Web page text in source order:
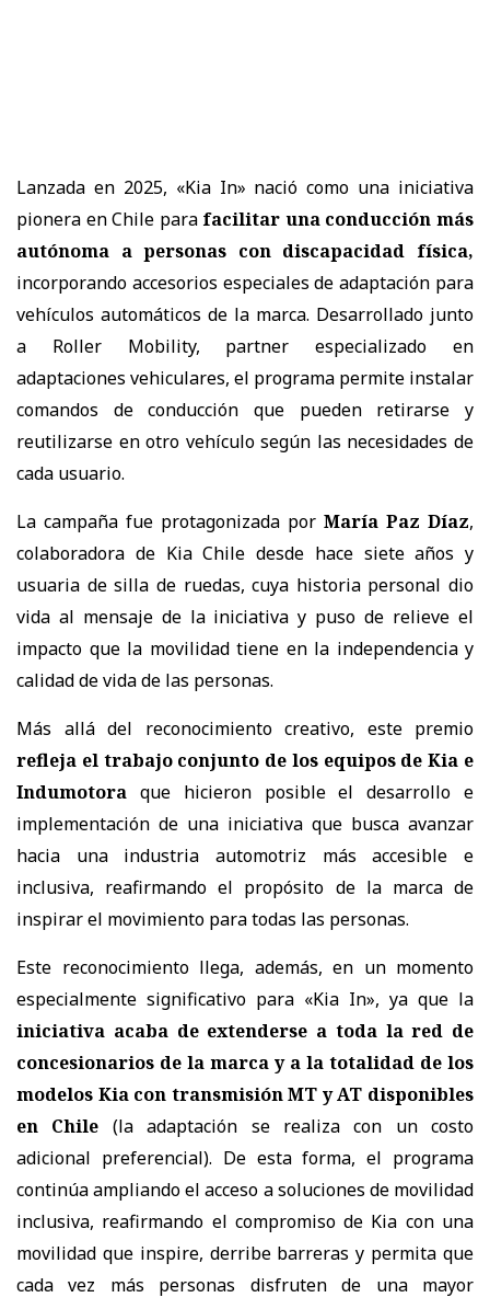
Lanzada en 2025, «Kia In» naciócomo una iniciativa
pionera en Chile para facilitar una conducción más
autónoma a personas con discapacidad física,
incorporando accesorios especiales de adaptación para
vehículos automáticos de la marca. Desarrollado junto
a Roller Mobility, partner especializado en
adaptaciones vehiculares, el programa permite instalar
comandos de conducción que pueden retirarse y
reutilizarse en otro vehículo según las necesidades de
cada usuario.
La campaña fue protagonizada por María Paz Díaz,
colaboradora de Kia Chile desde hace siete años y
usuaria de silla de ruedas, cuya historia personal dio
vida al mensaje de la iniciativa y puso de relieve el
impacto que la movilidad tiene en la independencia y
calidad de vida de las personas.
Más allá del reconocimiento creativo, este premio
refleja el trabajo conjunto de los equipos de Kia e
Indumotora que hicieron posible el desarrollo e
implementación de una iniciativa que busca avanzar
hacia una industria automotriz más accesible e
inclusiva, reafirmando el propósito de la marca de
inspirar el movimiento para todas las personas.
Este reconocimiento llega, además, en un momento
especialmente significativo para «Kia In», ya que la
iniciativa acaba de extenderse a toda la red de
concesionarios de la marca y a la totalidad de los
modelos Kia con transmisión MT y AT disponibles
en Chile (la adaptación se realiza con un costo
adicional preferencial). De esta forma, el programa
continúa ampliando el acceso a soluciones de movilidad
inclusiva, reafirmando el compromiso de Kia con una
movilidad que inspire, derribe barreras y permita que
cada vez más personas disfruten de una mayor